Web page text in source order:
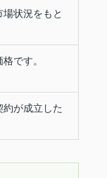
状況をもと
です。
が成立した